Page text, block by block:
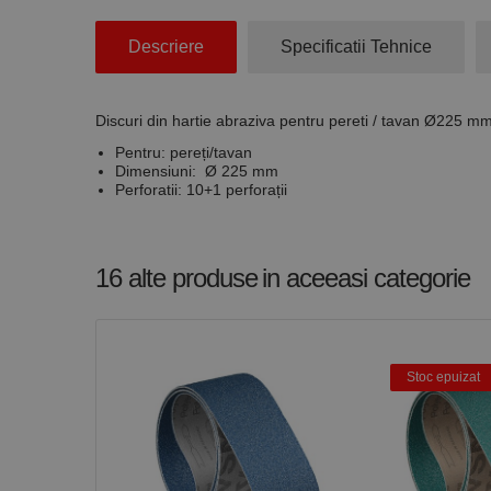
Descriere Specificatii Tehnice
Discuri din hartie abraziva pentru pereti / tavan Ø225
Pentru: pereți/tavan
Dimensiuni: Ø 225 mm
Perforatii: 10+1 perforații
16 alte produsein aceeasi categorie
Stoc epuizat
Nume
Nume
Nume
Furnizor /
Domeniu
Nume
PrestaShop-
sib_cuid